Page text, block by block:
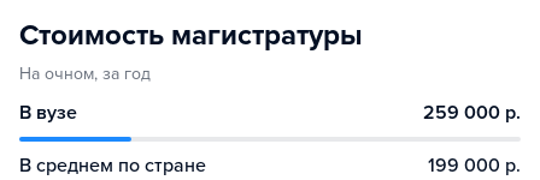
Стоимость магистратуры
На очном, за год
В вузе 259 000 р.
В среднем по стране 199 000 р.